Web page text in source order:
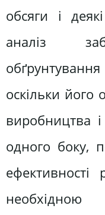
обсяги і
аналіз
оскільки його
виробництва
одного боку,